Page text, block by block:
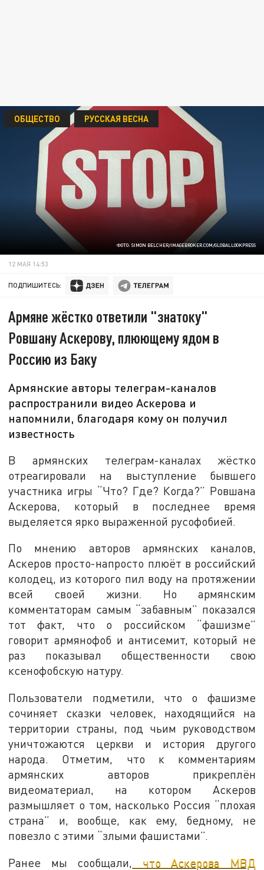
ФОТО: SIMON BELCHER/IMAGEBROKER.COM/GLOBALLOOKPRESS
ОБЩЕСТВО РУССКАЯ ВЕСНА
12 МАЯ 14:53
ПОДПИШИТЕСЬ:
Армяне жёстко ответили "знатоку"
Ровшану Аскерову, плюющему ядом в
Россию из Баку
Армянские авторы телеграм-каналов
распространили видео Аскерова и
напомнили, благодаря кому он получил
известность
В армянских телеграм-каналах жёстко
отреагировали на выступление бывшего
участника игры “Что? Где? Когда?” Ровшана
Аскерова, который в последнее время
выделяется ярко выраженной русофобией.
По мнению авторов армянских каналов,
Аскеров просто-напросто плюёт в российский
колодец, из которого пил воду на протяжении
всей своей жизни. Но армянским
комментаторам самым “забавным” показался
тот факт, что о российском “фашизме”
говорит армянофоб и антисемит, который не
раз показывал общественности свою
ксенофобскую натуру.
Пользователи подметили, что о фашизме
сочиняет сказки человек, находящийся на
территории страны, под чьим руководством
уничтожаются церкви и история другого
народа. Отметим, что к комментариям
армянских авторов прикреплён
видеоматериал, на котором Аскеров
размышляет о том, насколько Россия “плохая
страна” и, вообще, как ему, бедному, не
повезло с этими “злыми фашистами”.
Ранее мы сообщали, что Аскерова МВД